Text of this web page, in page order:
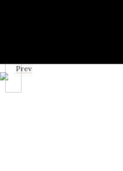
Prev